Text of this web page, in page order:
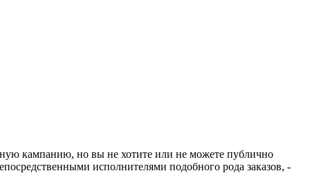
кампанию, но вы не хотите или не можете публично
исполнителями подобного рода заказов, -